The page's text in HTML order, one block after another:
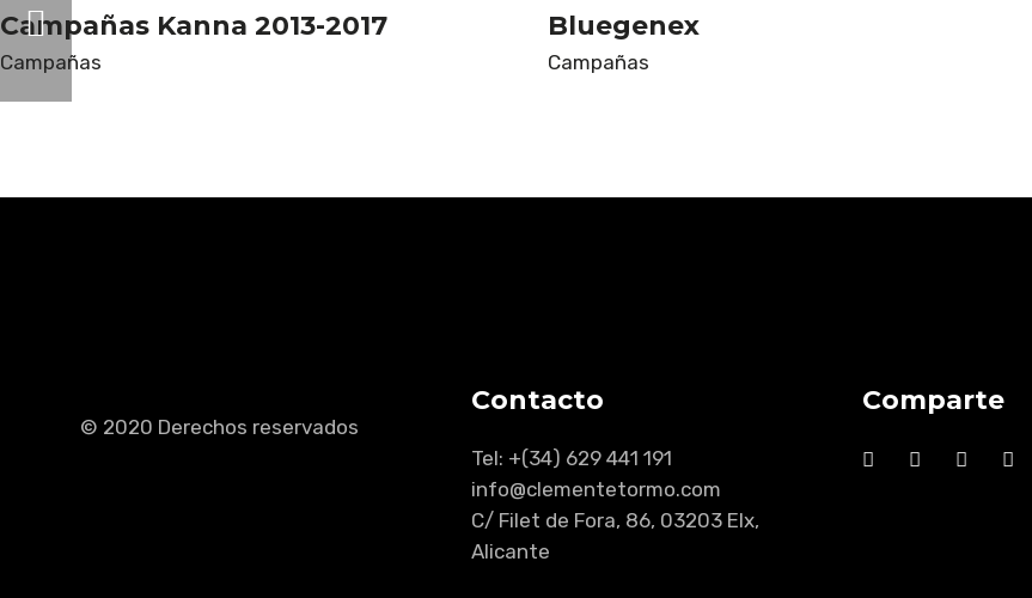
Campañas Kanna 2013-2017
Campañas
Bluegenex
Campañas
© 2020 Derechos reservados
Contacto
Tel: +(34) 629 441 191
info@clementetormo.com
C/ Filet de Fora, 86, 03203 Elx,
Alicante
Comparte